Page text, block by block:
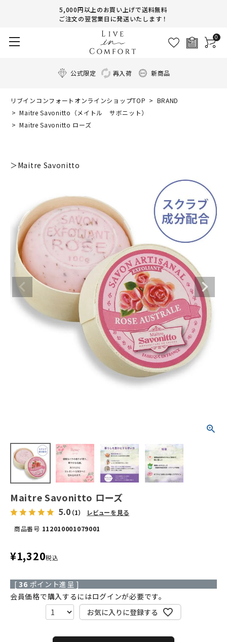
5,000円以上のお買い上げで送料無料
ご注文の翌営業日に発送いたします！
0
公式限定 再入荷 新商品
リブインコンフォートオンラインショップTOP
BRAND
Maitre Savonitto（メイトル サボニット）
Maitre Savonitto ローズ
＞Maitre Savonitto
Maitre Savonitto ローズ
5.0 （1）
レビューを見る
商品番号 112010001079001
¥1,320税込
[ 36 ポイント進呈 ]
会員価格で購入するにはログインが必要です。
お気に入りに登録する